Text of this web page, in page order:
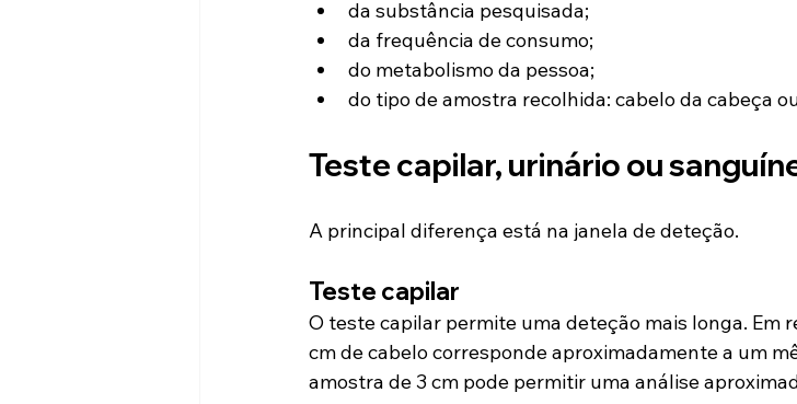
da substância pesquisada;
da frequência de consumo;
do metabolismo da pessoa;
do tipo de amostra recolhida: cabelo da cabeça
Teste capilar, urinário ou
A principal diferença está na janela de deteção.
Teste capilar
O teste capilar permite uma deteção mais longa. Em
cm de cabelo corresponde aproximadamente a um
amostra de 3 cm pode permitir uma análise